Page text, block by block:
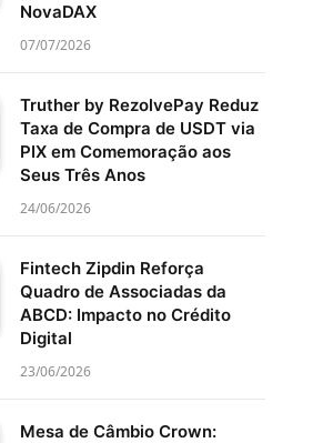
NovaDAX
07/07/2026
Truther by RezolvePay Reduz
Taxa de Compra de USDT via
PIX em Comemoração aos
Seus Três Anos
24/06/2026
Fintech Zipdin Reforça
Quadro de Associadas da
ABCD: Impacto no Crédito
Digital
23/06/2026
Mesa de Câmbio Crown: